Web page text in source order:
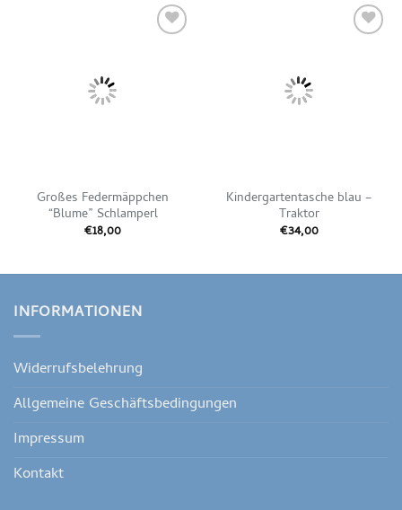
Großes Federmäppchen
“Blume” Schlamperl
€18,00
Kindergartentasche blau –
Traktor
€34,00
INFORMATIONEN
Widerrufsbelehrung
Allgemeine Geschäftsbedingungen
Impressum
Kontakt